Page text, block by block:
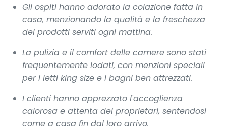
Gli ospiti hanno adorato la colazione fatta in
casa, menzionando la qualità e la freschezza
dei prodotti serviti ogni mattina.
La pulizia e il comfort delle camere sono stati
frequentemente lodati, con menzioni speciali
per i letti king size e i bagni ben attrezzati.
I clienti hanno apprezzato l'accoglienza
calorosa e attenta dei proprietari, sentendosi
come a casa fin dal loro arrivo.